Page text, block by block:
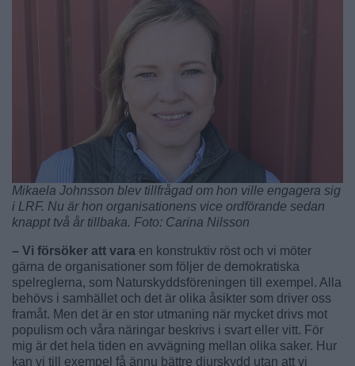
Mikaela Johnsson blev tillfrågad om hon ville engagera sig
i LRF. Nu är hon organisationens vice ordförande sedan
knappt två år tillbaka. Foto: Carina Nilsson
– Vi försöker att vara en konstruktiv röst och vi möter
gärna de organisationer som följer de demokratiska
spelreglerna, som Naturskyddsföreningen till exempel. Alla
behövs i samhället och det är olika åsikter som driver oss
framåt. Men det är en stor utmaning när mycket drivs mot
populism och våra näringar beskrivs i svart eller vitt. För
mig är det hela tiden en avvägning mellan olika saker. Hur
kan vi till exempel få ännu bättre djurskydd utan att vi